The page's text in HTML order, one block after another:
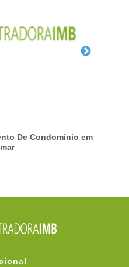
De Condominio em